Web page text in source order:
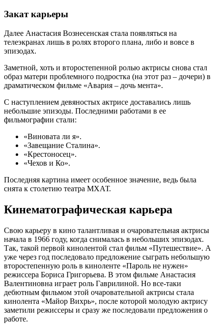
Закат карьеры
Далее Анастасия Вознесенская стала появляться на
телеэкранах лишь в ролях второго плана, либо и вовсе в
эпизодах.
Заметной, хоть и второстепенной ролью актрисы снова стал
образ матери проблемного подростка (на этот раз – дочери) в
драматическом фильме «Авария – дочь мента».
С наступлением девяностых актрисе доставались лишь
небольшие эпизоды. Последними работами в ее
фильмографии стали:
«Виновата ли я».
«Завещание Сталина».
«Крестоносец».
«Чехов и Ко».
Последняя картина имеет особенное значение, ведь была
снята к столетию театра МХАТ.
Кинематографическая карьера
Свою карьеру в кино талантливая и очаровательная актрисы
начала в 1966 году, когда снималась в небольших эпизодах.
Так, такой первой кинолентой стал фильм «Путешествие». А
уже через год последовало предложение сыграть небольшую
второстепенную роль в киноленте «Пароль не нужен»
режиссера Бориса Григорьева. В этом фильме Анастасия
Валентиновна играет роль Гаврилиной. Но все-таки
дебютным фильмом этой очаровательной актрисы стала
кинолента «Майор Вихрь», после которой молодую актрису
заметили режиссеры и сразу же последовали предложения о
работе.